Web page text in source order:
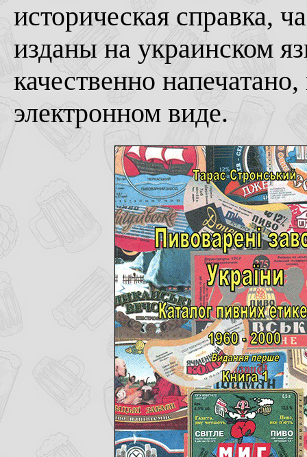
историческая справка,
изданы на украинском
качественно
электронном виде.